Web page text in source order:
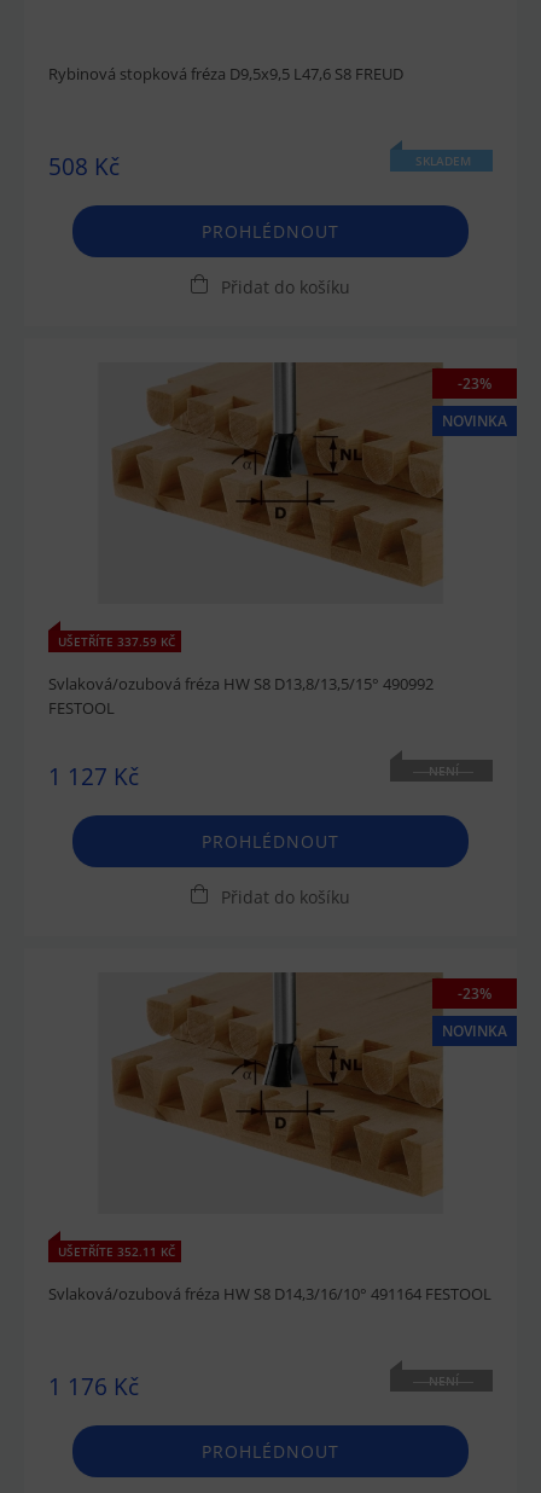
Rybinová stopková fréza D9,5x9,5 L47,6 S8 FREUD
508 Kč SKLADEM
PROHLÉDNOUT
Přidat do košíku
-23%
NOVINKA
UŠETŘÍTE 337.59 KČ
Svlaková/ozubová fréza HW S8 D13,8/13,5/15° 490992
FESTOOL
1 127 Kč
NENÍ
PROHLÉDNOUT
Přidat do košíku
-23%
NOVINKA
UŠETŘÍTE 352.11 KČ
Svlaková/ozubová fréza HW S8 D14,3/16/10° 491164 FESTOOL
1 176 Kč
NENÍ
PROHLÉDNOUT